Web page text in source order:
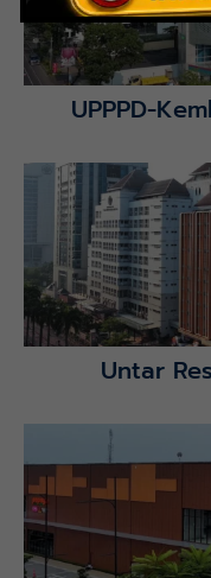
UPPPD-
Lihat Detail
Untar
Lihat Detail